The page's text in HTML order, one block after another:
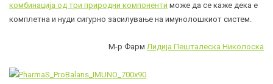
комбинација од три природни компоненти може да се каже дека е
комплетна и нуди сигурно засилување на имунолошкиот систем.
М-р Фарм Лидија Пешталеска Николоска